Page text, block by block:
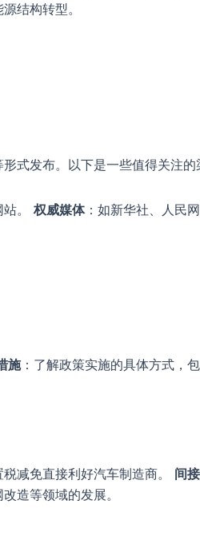
结构转型。
式发布。以下是一些值得关注的
。 权威媒体：如新华社、人民
施：了解政策实施的具体方式，
减免直接利好汽车制造商。 间
造等领域的发展。